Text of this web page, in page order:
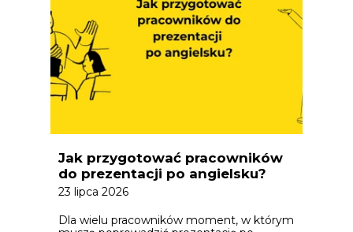
Jak przygotować pracowników
do prezentacji po angielsku?
23 lipca 2026
Dla wielu pracowników moment, w którym